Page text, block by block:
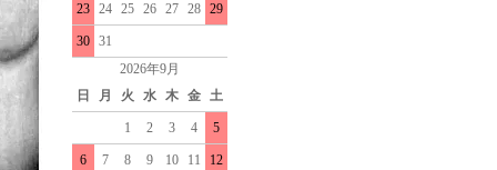
23 24 25 26 27 28 29
30 31
2026年9月
日
月 火 水 木 金 土
1 2 3 4 5
6 7 8 9 10 11 12